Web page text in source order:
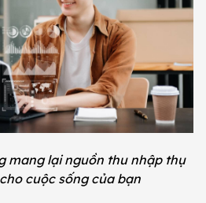
mang lại nguồn thu nhập thụ
cuộc sống của bạn